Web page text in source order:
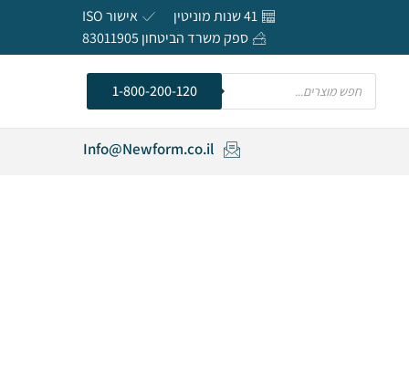
41 שנות מוניטין
אישור ISO
ספק משרד הביטחון 83011905
חפש
1-800-200-120
Info@Newform.co.il